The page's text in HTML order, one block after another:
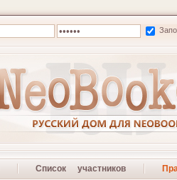
Список участников